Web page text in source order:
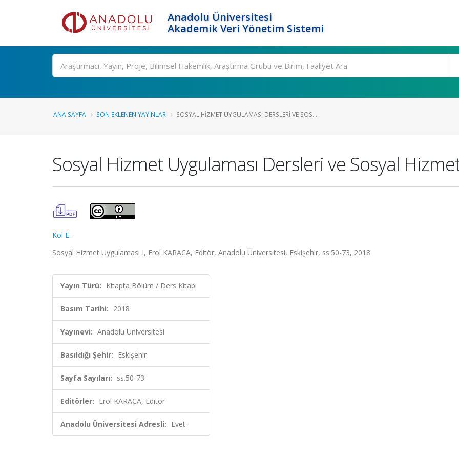
Anadolu Üniversitesi
Akademik Veri Yönetim Sistemi
Ara
ANA SAYFA SON EKLENEN YAYINLAR SOSYAL HIZMET UYGULAMASI DERSLERI VE SOS...
Sosyal Hizmet Uygulaması Dersleri ve Sosyal
Kol E.
Sosyal Hizmet Uygulaması I, Erol KARACA, Editör, Anadolu Üniversitesi, Eskişehir, ss.50-73, 2018
Yayın Türü: Kitapta Bölüm / Ders Kitabı
Basım Tarihi: 2018
Yayınevi: Anadolu Üniversitesi
Basıldığı Şehir: Eskişehir
Sayfa Sayıları: ss.50-73
Editörler: Erol KARACA, Editör
Anadolu Üniversitesi Adresli: Evet